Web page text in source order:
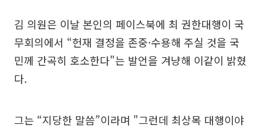
김 의원은 이날 본인의 페이스북에 최 권한대행이 국
무회의에서 “헌재 결정을 존중·수용해 주실 것을 국
민께 간곡히 호소한다"는 발언을 겨냥해 이같이 밝혔
다.
그는 “지당한 말씀”이라며 "그런데 최상목 대행이야